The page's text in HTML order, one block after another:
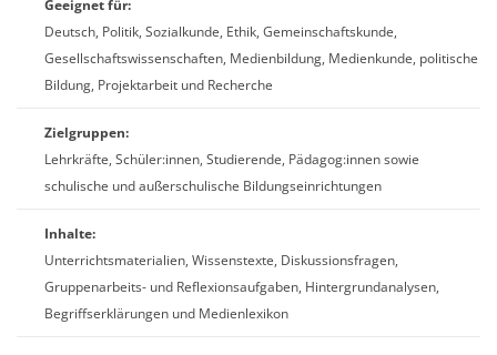
Geeignet für:
Deutsch, Politik, Sozialkunde, Ethik, Gemeinschaftskunde,
Gesellschaftswissenschaften, Medienbildung, Medienkunde, politische
Bildung, Projektarbeit und Recherche
Zielgruppen:
Lehrkräfte, Schüler:innen, Studierende, Pädagog:innen sowie
schulische und außerschulische Bildungseinrichtungen
Inhalte:
Unterrichtsmaterialien, Wissenstexte, Diskussionsfragen,
Gruppenarbeits- und Reflexionsaufgaben, Hintergrundanalysen,
Begriffserklärungen und Medienlexikon